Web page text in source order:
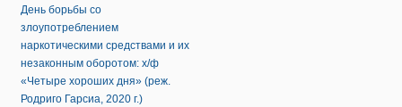
День борьбы со
злоупотреблением
наркотическими средствами и их
незаконным оборотом: х/ф
«Четыре хороших дня» (реж.
Родриго Гарсиа, 2020 г.)